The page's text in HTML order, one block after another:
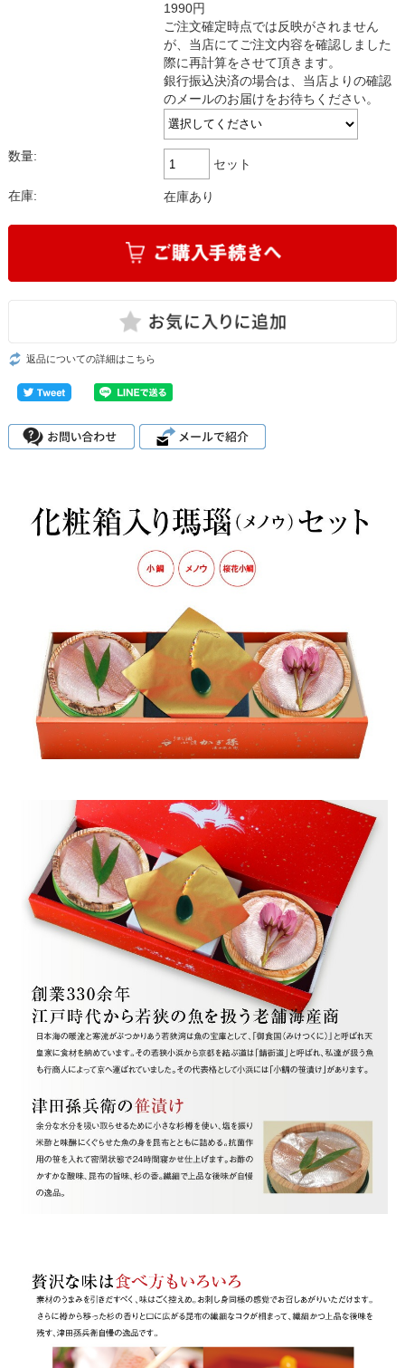
1990円
ご注文確定時点では反映がされません
が、当店にてご注文内容を確認しました
際に再計算をさせて頂きます。
銀行振込決済の場合は、当店よりの確認
のメールのお届けをお待ちください。
数量:
セット
在庫: 在庫あり
返品についての詳細はこちら